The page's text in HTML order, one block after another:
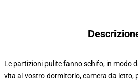
Le partizioni pulite fanno schifo, in modo
vita al vostro dormitorio, camera da letto,